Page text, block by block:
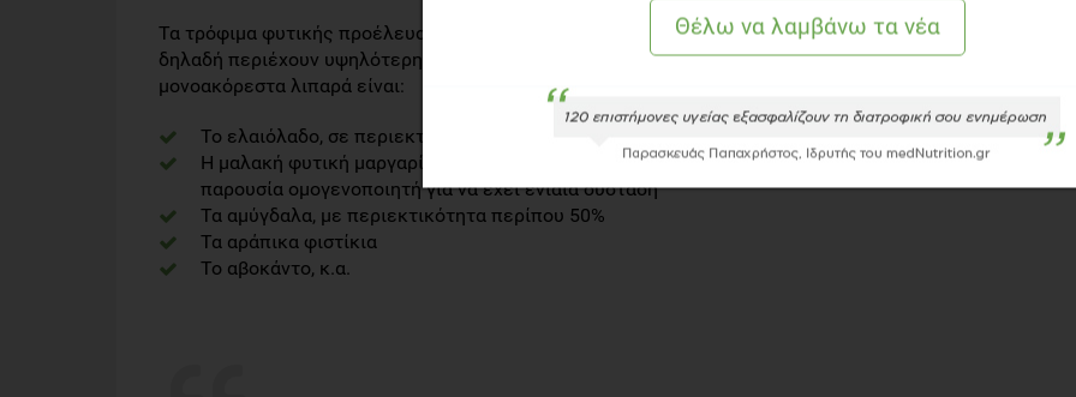
Τα τρόφιμα φυτικής προέλευσης αποτελούν τις πιο πλούσιες πηγές μονοακόρεστων λιπαρών,
δηλαδή περιέχουν υψηλότερη περιεκτικότητα. Ενδεικτικά, τρόφιμα τα οποία είναι πλούσια σε
μονοακόρεστα λιπαρά είναι:
Το ελαιόλαδο, σε περιεκτικότητα 80%, και άλλα φυτικά έλαια
Η μαλακή φυτική μαργαρίνη, καθώς αποτελεί μείγμα φυτικών ελαίων και νερού και την
παρουσία ομογενοποιητή για να έχει ενιαία σύσταση
Τα αμύγδαλα, με περιεκτικότητα περίπου 50%
Τα αράπικα φιστίκια
Το αβοκάντο, κ.α.